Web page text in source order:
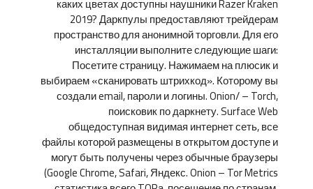
2019? Даркпулы предоставляют трейдерам
пространство для анонимной торговли. Для его
инсталляции выполните следующие шаги:
Посетите страницу. Нажимаем на плюсик и
выбираем «сканировать штрихкод». Которому вы
создали email, пароли и логины. Onion/ – Torch,
поисковик по даркнету. Surface Web
общедоступная видимая интернет сеть, все
файлы которой размещены в открытом доступе и
могут быть получены через обычные браузеры
(Google Chrome, Safari, Яндекс. Onion – Tor Metrics